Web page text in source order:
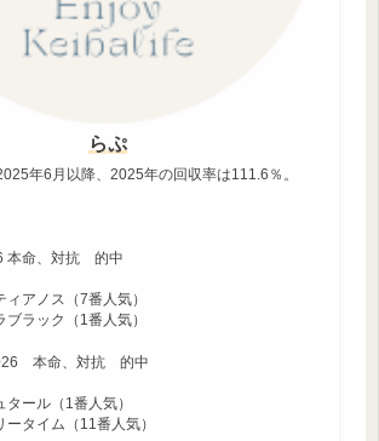
らぷ
年6月以降、2025年の回収率は111.6％。
本命、対抗 的中
アノス（7番人気）
ラック（1番人気）
本命、対抗 的中
ール（1番人気）
タイム（11番人気）